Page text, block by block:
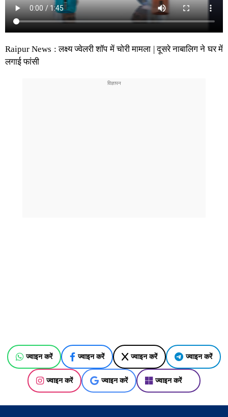
Raipur News : लक्ष्य ज्वेलरी शॉप में चोरी मामला | दूसरे नाबालिग ने घर में
लगाई फांसी
ज्वाइन करें ज्वाइन करें ज्वाइन करें ज्वाइन करें
ज्वाइन करें ज्वाइन करें ज्वाइन करें